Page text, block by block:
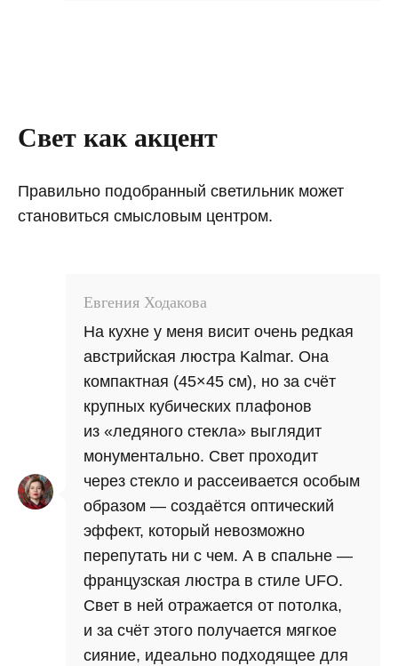
Свет как акцент
Правильно подобранный светильник может
становиться смысловым центром.
Евгения Ходакова
На кухне у меня висит очень редкая
австрийская люстра Kalmar. Она
компактная (45×45 см), но за счёт
крупных кубических плафонов
из «ледяного стекла» выглядит
монументально. Свет проходит
через стекло и рассеивается особым
образом — создаётся оптический
эффект, который невозможно
перепутать ни с чем. А в спальне —
французская люстра в стиле UFO.
Свет в ней отражается от потолка,
и за счёт этого получается мягкое
сияние, идеально подходящее для